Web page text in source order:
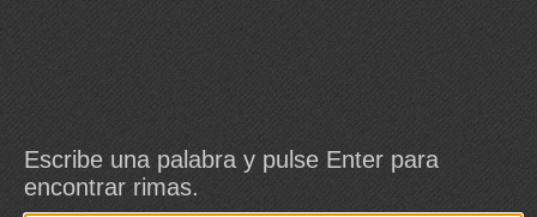
Escribe una palabra y pulse Enter para
encontrar rimas.